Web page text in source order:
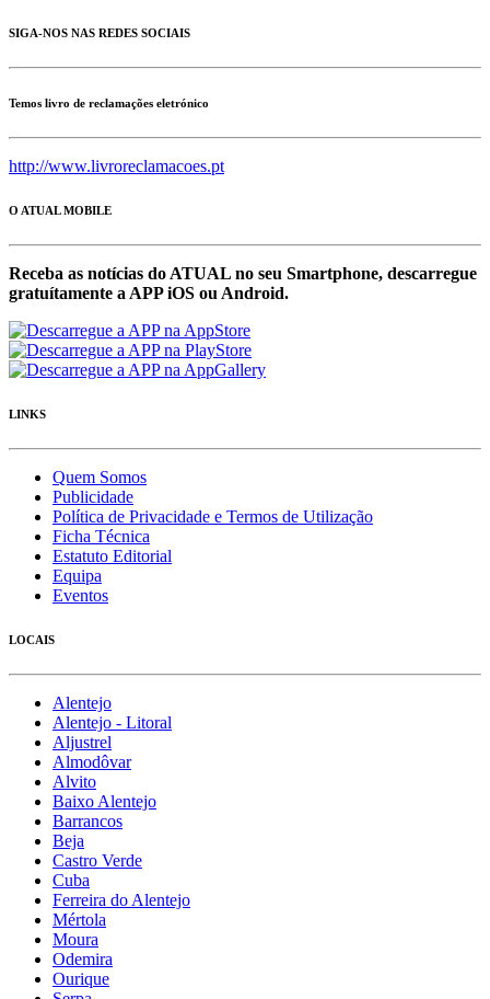
SIGA-NOS NAS REDES SOCIAIS
Temos livro de reclamações eletrónico
http://www.livroreclamacoes.pt
O ATUAL MOBILE
Receba as notícias do ATUAL no seu Smartphone, descarregue
gratuítamente a APP iOS ou Android.
LINKS
Quem Somos
Publicidade
Política de Privacidade e Termos de Utilização
Ficha Técnica
Estatuto Editorial
Equipa
Eventos
LOCAIS
Alentejo
Alentejo - Litoral
Aljustrel
Almodôvar
Alvito
Baixo Alentejo
Barrancos
Beja
Castro Verde
Cuba
Ferreira do Alentejo
Mértola
Moura
Odemira
Ourique